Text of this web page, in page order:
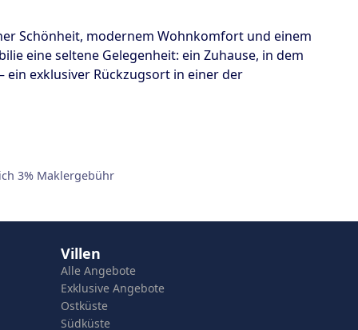
Schönheit, modernem Wohnkomfort und einem
eine seltene Gelegenheit: ein Zuhause, in dem
exklusiver Rückzugsort in einer der
3% Maklergebühr
Villen
Alle Angebote
Exklusive Angebote
Ostküste
Südküste